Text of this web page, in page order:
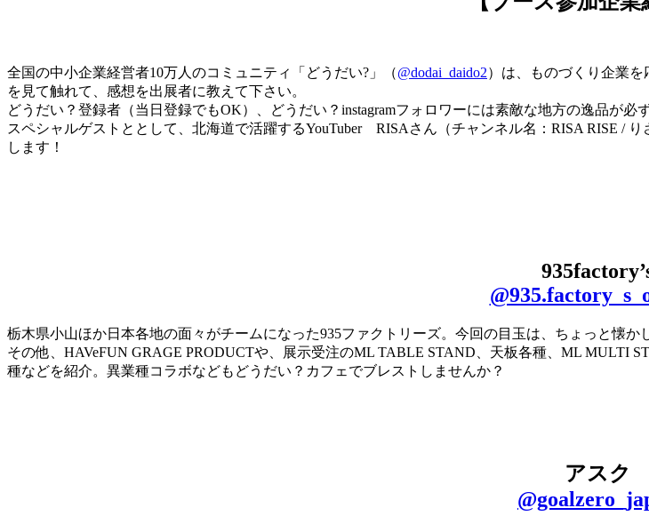
全国の中小企業経営者10万人のコミュニティ「どうだい?」（@dodai_daido2）は、ものづくり企業
を見て触れて、感想を出展者に教えて下さい。
どうだい？登録者（当日登録でもOK）、どうだい？instagramフォロワーには素敵な地方の逸品が必
スペシャルゲストととして、北海道で活躍するYouTuber RISAさん（チャンネル名：RISA RISE /
します！
栃木県小山ほか日本各地の面々がチームになった935ファクトリーズ。今回の目玉は、ちょっと懐
その他、HAVeFUN GRAGE PRODUCTや、展示受注のML TABLE STAND、天板各種、ML MULTI
種などを紹介。異業種コラボなどもどうだい？カフェでブレストしませんか？
アスク